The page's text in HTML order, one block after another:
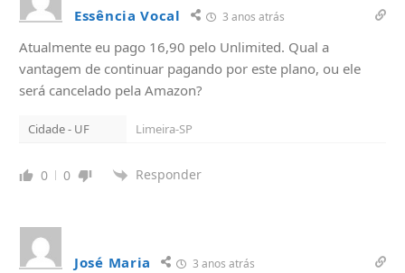
Essência Vocal 3 anos atrás
Atualmente eu pago 16,90 pelo Unlimited. Qual a
vantagem de continuar pagando por este plano, ou ele
será cancelado pela Amazon?
Cidade - UF Limeira-SP
0 0 Responder
José Maria 3 anos atrás